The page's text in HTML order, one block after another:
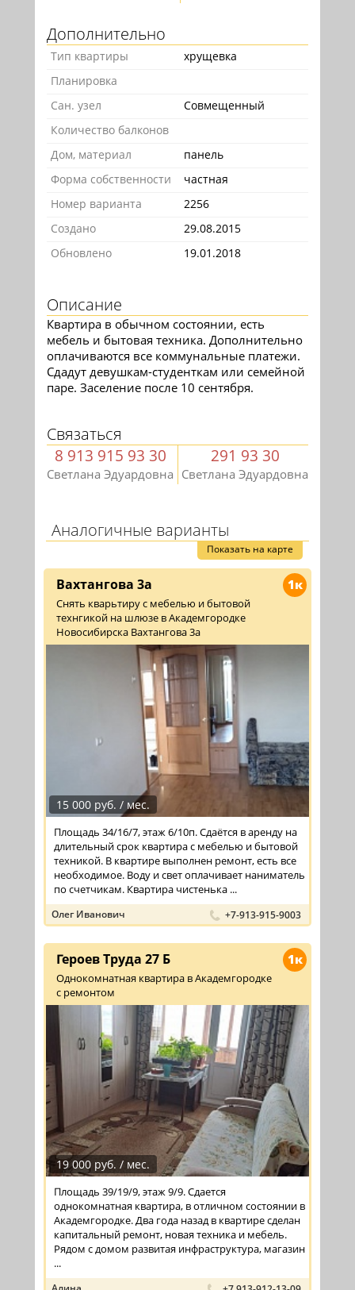
Дополнительно
Тип квартиры
хрущевка
Планировка
Сан. узел
Совмещенный
Количество балконов
Дом, материал
панель
Форма собственности
частная
Номер варианта
2256
Создано
29.08.2015
Обновлено
19.01.2018
Описание
Квартира в обычном состоянии, есть
мебель и бытовая техника. Дополнительно
оплачиваются все коммунальные платежи.
Сдадут девушкам-студенткам или семейной
паре. Заселение после 10 сентября.
Связаться
8 913 915 93 30
Светлана Эдуардовна
291 93 30
Светлана Эдуардовна
Аналогичные варианты
Показать на карте
1к
Вахтангова 3а
Снять кварьтиру с мебелью и бытовой
технгикой на шлюзе в Академгородке
Новосибирска Вахтангова 3а
15 000 руб. / мес.
Площадь 34/16/7, этаж 6/10п. Сдаётся в аренду на
длительный срок квартира с мебелью и бытовой
техникой. В квартире выполнен ремонт, есть все
необходимое. Воду и свет оплачивает наниматель
по счетчикам. Квартира чистенька ...
Олег Иванович +7-913-915-9003
1к
Героев Труда 27 Б
Однокомнатная квартира в Академгородке
с ремонтом
19 000 руб. / мес.
Площадь 39/19/9, этаж 9/9. Сдается
однокомнатная квартира, в отличном состоянии в
Академгородке. Два года назад в квартире сделан
капитальный ремонт, новая техника и мебель.
Рядом с домом развитая инфраструктура, магазин
...